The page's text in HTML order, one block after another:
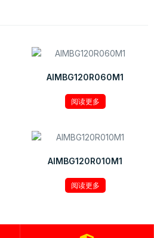
AIMBG120R060M1
阅读更多
AIMBG120R010M1
阅读更多